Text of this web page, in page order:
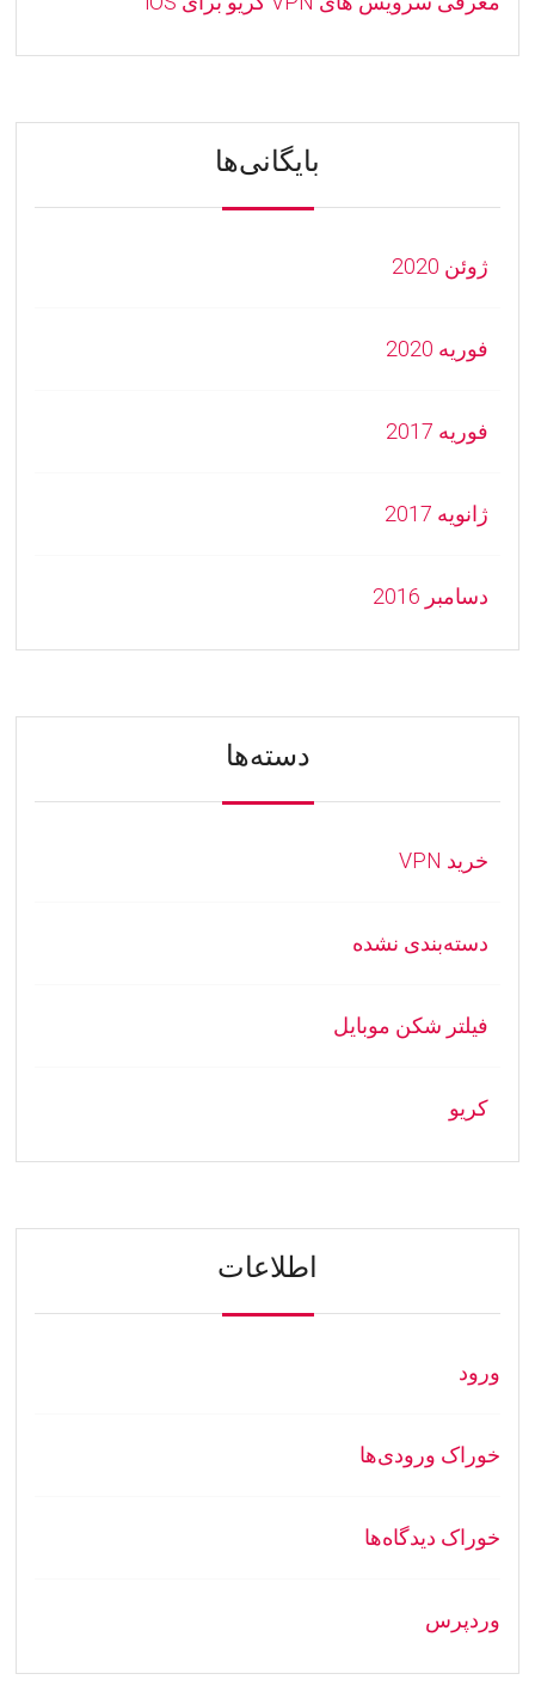
بایگانی‌ها
ژوئن 2020
فوریه 2020
فوریه 2017
ژانویه 2017
دسامبر 2016
دسته‌ها
خرید VPN
دسته‌بندی نشده
فیلتر شکن موبایل
کریو
اطلاعات
ورود
خوراک ورودی‌ها
خوراک دیدگاه‌ها
وردپرس